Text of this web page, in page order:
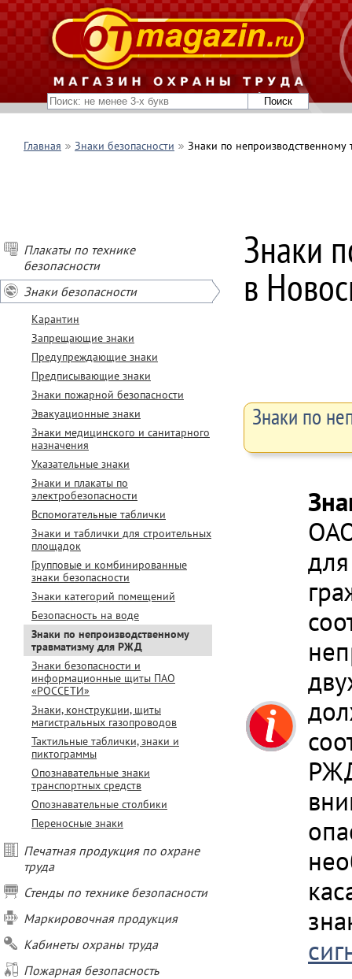
Главная Знаки безопасности Знаки по
Плакаты по технике
безопасности
Знаки безопасности
Карантин
Запрещающие знаки
Предупреждающие знаки
Предписывающие знаки
Знаки пожарной безопасности
Эвакуационные знаки
Знаки медицинского и санитарного
назначения
Указательные знаки
Знаки и плакаты по
электробезопасности
Вспомогательные таблички
Знаки и таблички для строительных
площадок
Групповые и комбинированные
знаки безопасности
Знаки категорий помещений
Безопасность на воде
Знаки по непроизводственному
травматизму для РЖД
Знаки безопасности и
информационные щиты ПАО
«РОССЕТИ»
Знаки, конструкции, щиты
магистральных газопроводов
Тактильные таблички, знаки и
пиктограммы
Опознавательные знаки
транспортных средств
Опознавательные столбики
Переносные знаки
Печатная продукция по охране
труда
Стенды по технике безопасности
Маркировочная продукция
Кабинеты охраны труда
Пожарная безопасность
Знаки
в
Знаки по